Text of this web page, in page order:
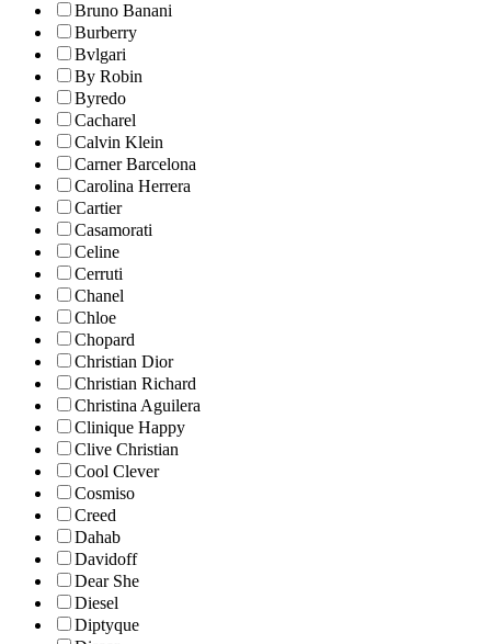
Bruno Banani
Burberry
Bvlgari
By Robin
Byredo
Cacharel
Calvin Klein
Carner Barcelona
Carolina Herrera
Cartier
Casamorati
Celine
Cerruti
Chanel
Chloe
Chopard
Christian Dior
Christian Richard
Christina Aguilera
Clinique Happy
Clive Christian
Cool Clever
Cosmiso
Creed
Dahab
Davidoff
Dear She
Diesel
Diptyque